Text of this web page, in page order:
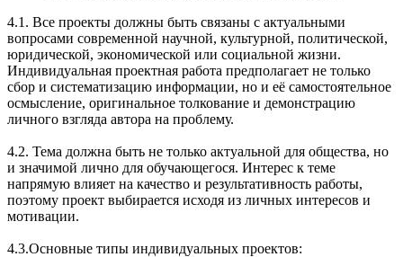
4.1. Все проекты должны быть связаны с актуальными
вопросами современной научной, культурной, политической,
юридической, экономической или социальной жизни.
Индивидуальная проектная работа предполагает не только
сбор и систематизацию информации, но и её самостоятельное
осмысление, оригинальное толкование и демонстрацию
личного взгляда автора на проблему.
4.2. Тема должна быть не только актуальной для общества, но
и значимой лично для обучающегося. Интерес к теме
напрямую влияет на качество и результативность работы,
поэтому проект выбирается исходя из личных интересов и
мотивации.
4.3.Основные типы индивидуальных проектов: